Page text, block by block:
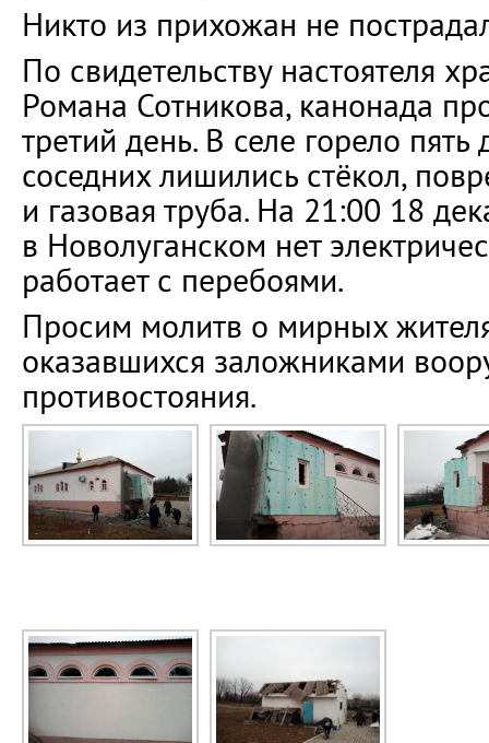
Никто из прихожан не
По свидетельству настоятеля
Романа Сотникова, канонада
третий день. В селе горело
соседних лишились стёкол,
и газовая труба. На 21:00 18
в Новолуганском нет
работает с перебоями.
Просим молитв о мирных
оказавшихся заложниками
противостояния.